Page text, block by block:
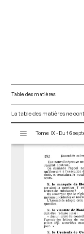
Table des matières
La table des matières ne
s
Tome IX - Du 16